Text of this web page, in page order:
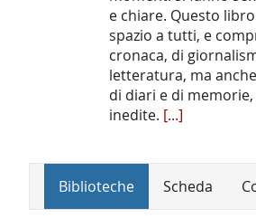
e chiare. Questo
spazio a tutti, e
cronaca, di
letteratura, ma
di diari e di
inedite. [...]
Biblioteche Scheda